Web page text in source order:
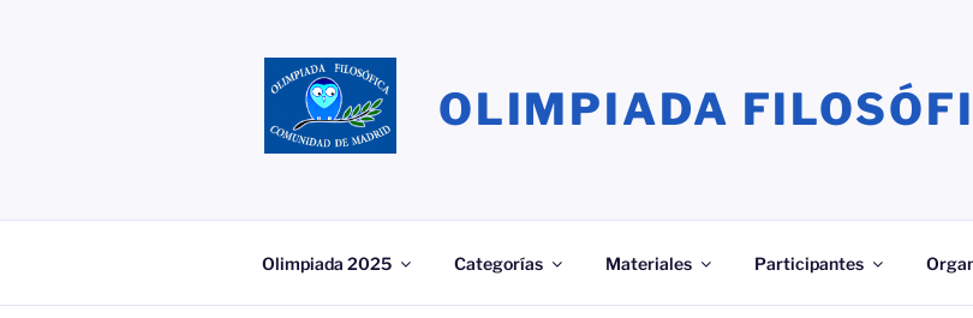
OLIMPIADA
Olimpiada 2025 Categorías Materiales Participantes